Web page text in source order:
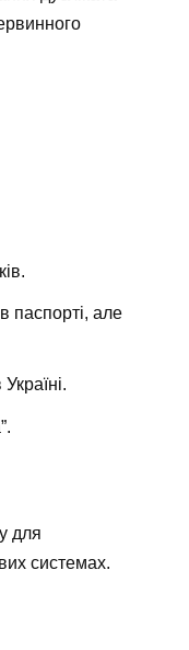
паспорті, але
для
системах.